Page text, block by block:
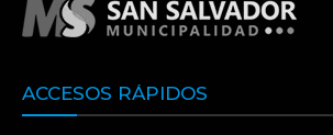
ACCESOS RÁPIDOS